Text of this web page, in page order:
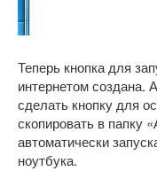
Теперь кнопка для
интернетом создана.
сделать кнопку для
скопировать в папку
автоматически
ноутбука.